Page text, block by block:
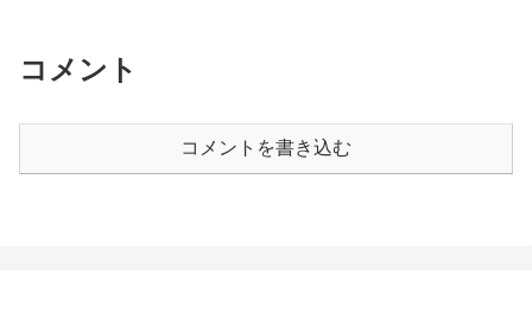
コメント
コメントを書き込む